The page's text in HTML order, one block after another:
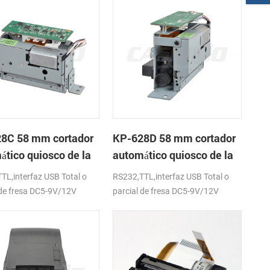
58 mm cortador
quiosco de la
térmicaUSB Total o
fresa DC5-9V/12V
KP-628D 58 mm cortador
automático quiosco de la
impresora térmica
RS232,TTL,interfaz USB Total o
parcial de fresa DC5-9V/12V